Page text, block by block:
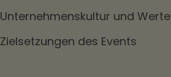
Unternehmenskultur und Werte
Zielsetzungen des Events